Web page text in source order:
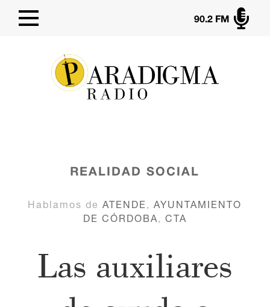

90.2 FM
REALIDAD SOCIAL
Hablamos deATENDE ,AYUNTAMIENTO
DE CÓRDOBA, CTA
Las auxiliares